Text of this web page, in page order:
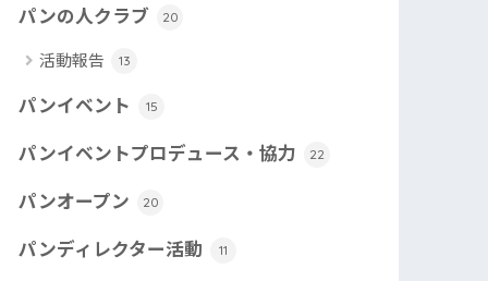
パンの人クラブ 20
活動報告 13
パンイベント 15
パンイベントプロデュース・協力 22
パンオープン 20
パンディレクター活動 11